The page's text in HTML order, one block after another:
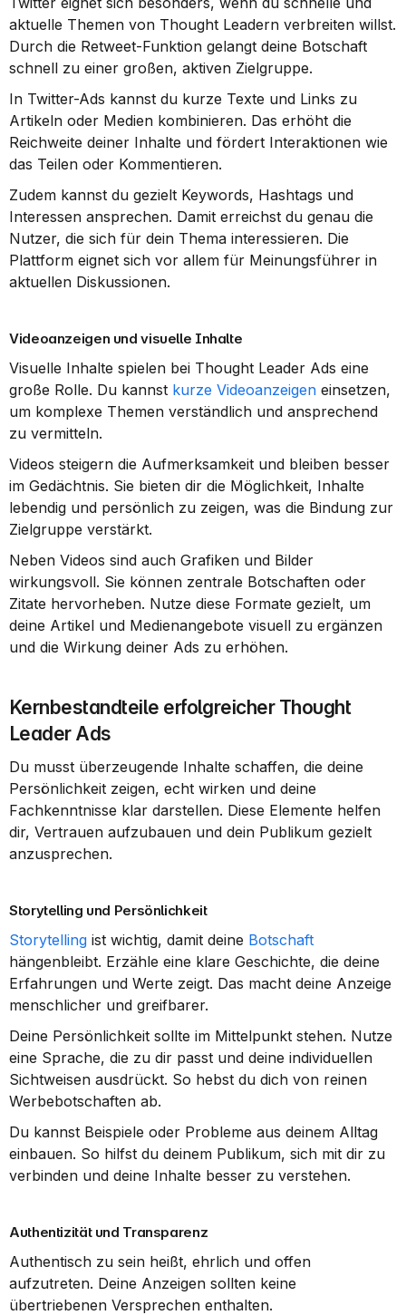
aktuelle Themen von Thought Leadern verbreiten willst.
Durch die Retweet-Funktion gelangt deine Botschaft
schnell zu einer großen, aktiven Zielgruppe.
In Twitter-Ads kannst du kurze Texte und Links zu
Artikeln oder Medien kombinieren. Das erhöht die
Reichweite deiner Inhalte und fördert Interaktionen wie
das Teilen oder Kommentieren.
Zudem kannst du gezielt Keywords, Hashtags und
Interessen ansprechen. Damit erreichst du genau die
Nutzer, die sich für dein Thema interessieren. Die
Plattform eignet sich vor allem für Meinungsführer in
aktuellen Diskussionen.
Videoanzeigen und visuelle Inhalte
Visuelle Inhalte spielen bei Thought Leader Ads eine
große Rolle. Du kannst kurze Videoanzeigen einsetzen,
um komplexe Themen verständlich und ansprechend
zu vermitteln.
Videos steigern die Aufmerksamkeit und bleiben besser
im Gedächtnis. Sie bieten dir die Möglichkeit, Inhalte
lebendig und persönlich zu zeigen, was die Bindung zur
Zielgruppe verstärkt.
Neben Videos sind auch Grafiken und Bilder
wirkungsvoll. Sie können zentrale Botschaften oder
Zitate hervorheben. Nutze diese Formate gezielt, um
deine Artikel und Medienangebote visuell zu ergänzen
und die Wirkung deiner Ads zu erhöhen.
Kernbestandteile erfolgreicher Thought
Leader Ads
Du musst überzeugende Inhalte schaffen, die deine
Persönlichkeit zeigen, echt wirken und deine
Fachkenntnisse klar darstellen. Diese Elemente helfen
dir, Vertrauen aufzubauen und dein Publikum gezielt
anzusprechen.
Storytelling und Persönlichkeit
Storytelling ist wichtig, damit deine Botschaft
hängenbleibt. Erzähle eine klare Geschichte, die deine
Erfahrungen und Werte zeigt. Das macht deine Anzeige
menschlicher und greifbarer.
Deine Persönlichkeit sollte im Mittelpunkt stehen. Nutze
eine Sprache, die zu dir passt und deine individuellen
Sichtweisen ausdrückt. So hebst du dich von reinen
Werbebotschaften ab.
Du kannst Beispiele oder Probleme aus deinem Alltag
einbauen. So hilfst du deinem Publikum, sich mit dir zu
verbinden und deine Inhalte besser zu verstehen.
Authentizität und Transparenz
Authentisch zu sein heißt, ehrlich und offen
aufzutreten. Deine Anzeigen sollten keine
übertriebenen Versprechen enthalten.